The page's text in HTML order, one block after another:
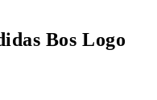
Bos Logo